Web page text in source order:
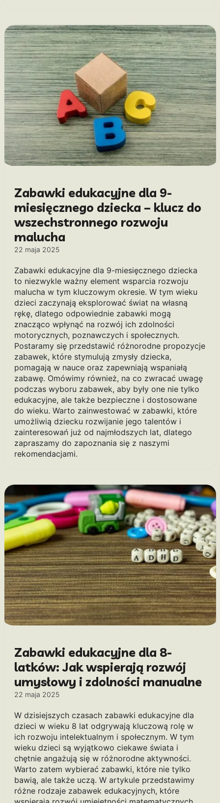
Zabawki edukacyjne dla 9-
miesięcznego dziecka – klucz do
wszechstronnego rozwoju
malucha
22 maja 2025
Zabawki edukacyjne dla 9-miesięcznego dziecka
to niezwykle ważny element wsparcia rozwoju
malucha w tym kluczowym okresie. W tym wieku
dzieci zaczynają eksplorować świat na własną
rękę, dlatego odpowiednie zabawki mogą
znacząco wpłynąć na rozwój ich zdolności
motorycznych, poznawczych i społecznych.
Postaramy się przedstawić różnorodne propozycje
zabawek, które stymulują zmysły dziecka,
pomagają w nauce oraz zapewniają wspaniałą
zabawę. Omówimy również, na co zwracać uwagę
podczas wyboru zabawek, aby były one nie tylko
edukacyjne, ale także bezpieczne i dostosowane
do wieku. Warto zainwestować w zabawki, które
umożliwią dziecku rozwijanie jego talentów i
zainteresowań już od najmłodszych lat, dlatego
zapraszamy do zapoznania się z naszymi
rekomendacjami.
Zabawki edukacyjne dla 8-
latków: Jak wspierają rozwój
umysłowy i zdolności manualne
22 maja 2025
W dzisiejszych czasach zabawki edukacyjne dla
dzieci w wieku 8 lat odgrywają kluczową rolę w
ich rozwoju intelektualnym i społecznym. W tym
wieku dzieci są wyjątkowo ciekawe świata i
chętnie angażują się w różnorodne aktywności.
Warto zatem wybierać zabawki, które nie tylko
bawią, ale także uczą. W artykule przedstawimy
różne rodzaje zabawek edukacyjnych, które